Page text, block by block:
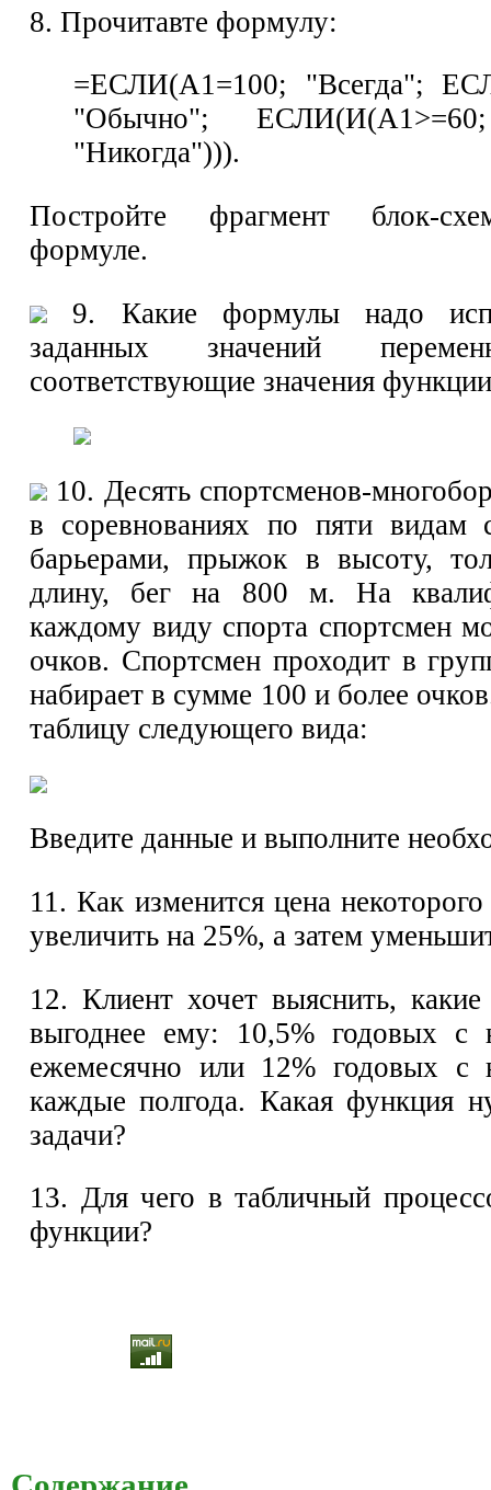
8. Прочитавте формулу:
=ЕСЛИ(А1=100; "Всегда";
"Обычно";
"Никогда"))).
Постройте фрагмент блок-
формуле.
9. Какие формулы надо
заданных значений
соответствующие значения
10. Десять спортсменов-
в соревнованиях по пяти
барьерами, прыжок в высоту,
длину, бег на 800 м. На
каждому виду спорта спортсмен
очков. Спортсмен проходит в
набирает в сумме 100 и более
таблицу следующего вида:
Введите данные и выполните
11. Как изменится цена
увеличить на 25%, а затем
12. Клиент хочет выяснить,
выгоднее ему: 10,5% годовых с
ежемесячно или 12% годовых с
каждые полгода. Какая функция
задачи?
13. Для чего в табличный
функции?